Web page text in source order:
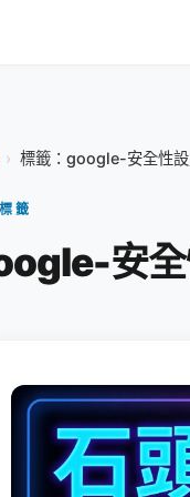
› 標籤：google-安全性
籤
安